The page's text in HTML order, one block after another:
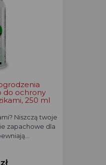
do ochrony
250 ml
Niszczą twoje
zapachowe dla